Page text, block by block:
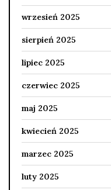
wrzesień 2025
sierpień 2025
lipiec 2025
czerwiec 2025
maj 2025
kwiecień 2025
marzec 2025
luty 2025